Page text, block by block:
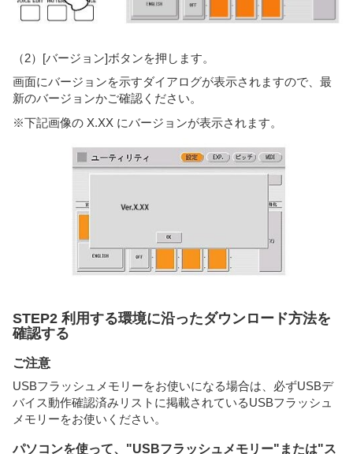
（2）[バージョン]ボタンを押します。
画面にバージョンを示すダイアログが表示されますので、最
新のバージョンかご確認ください。
※下記画像の X.XX にバージョンが表示されます。
STEP2 利用する環境に沿ったダウンロード方法を
確認する
ご注意
USBフラッシュメモリーをお使いになる場合は、必ずUSBデ
バイス動作確認済みリストに掲載されているUSBフラッシュ
メモリーをお使いください。
パソコンを使って、"USBフラッシュメモリー"または"ス